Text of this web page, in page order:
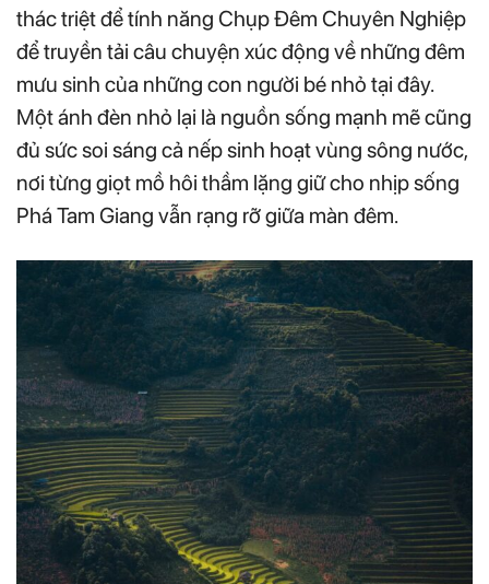
thác triệt để tính năng Chụp Đêm Chuyên Nghiệp
để truyền tải câu chuyện xúc động về những đêm
mưu sinh của những con người bé nhỏ tại đây.
Một ánh đèn nhỏ lại là nguồn sống mạnh mẽ cũng
đủ sức soi sáng cả nếp sinh hoạt vùng sông nước,
nơi từng giọt mồ hôi thầm lặng giữ cho nhịp sống
Phá Tam Giang vẫn rạng rỡ giữa màn đêm.